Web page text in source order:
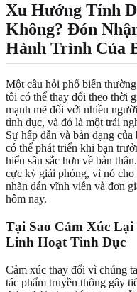
Xu Hướng Tính
Không? Đón
Hành Trình Của
Một câu hỏi phổ biến
tôi có thể thay đổi theo thời
mạnh mẽ đối với nhiều
tình dục, và đó là một trải
Sự hấp dẫn và bản dạng
có thể phát triển khi bạn
hiểu sâu sắc hơn về bản
cực kỳ giải phóng, vì nó cho
nhãn dán vĩnh viễn và đơn
hôm nay.
Tại Sao Cảm Xúc
Linh Hoạt Tình Dục
Cảm xúc thay đổi vì chúng
tác phẩm truyền thông gây